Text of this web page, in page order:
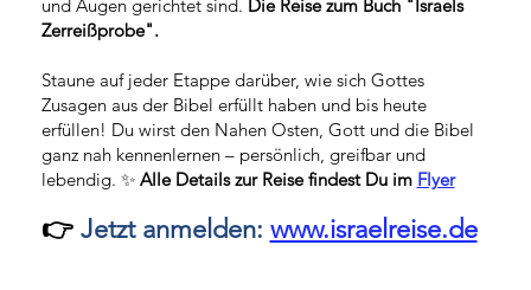
und Augen gerichtet sind. Die Reise zum Buch "Israels
Zerreißprobe".
Staune auf jeder Etappe darüber, wie sich Gottes
Zusagen aus der Bibel erfüllt haben und bis heute
erfüllen! Du wirst den Nahen Osten, Gott und die Bibel
ganz nah kennenlernen – persönlich, greifbar und
lebendig. ✨ Alle Details zur Reise findest Du im Flyer
👉 Jetzt anmelden: www.israelreise.de